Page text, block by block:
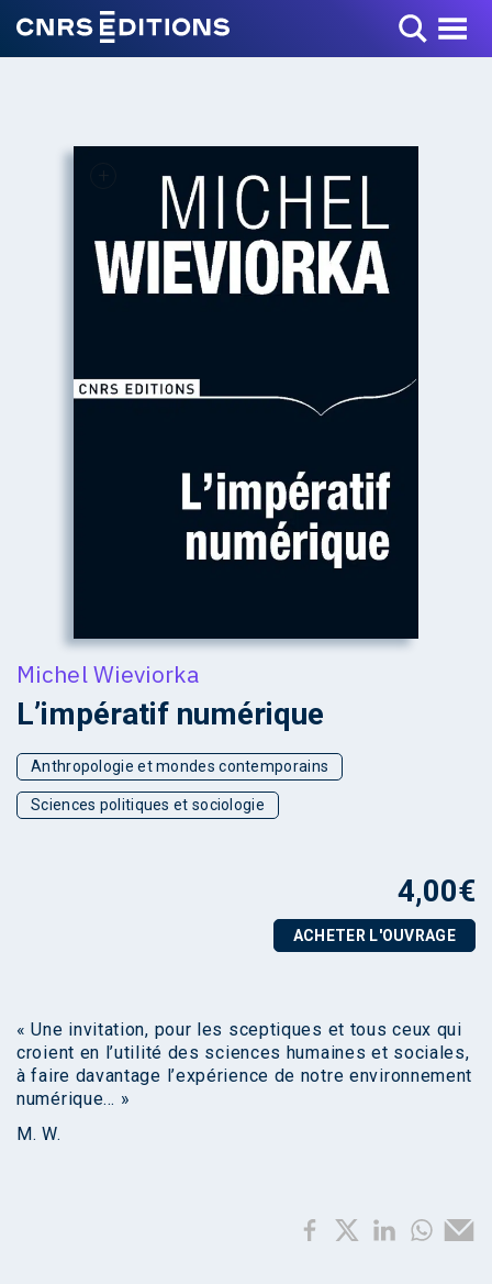
Toggle Menu
+
Michel Wieviorka
L’impératif numérique
Anthropologie et mondes contemporains
Sciences politiques et sociologie
4,00€
ACHETER L'OUVRAGE
« Une invitation, pour les sceptiques et tous ceux qui
croient en l’utilité des sciences humaines et sociales,
à faire davantage l’expérience de notre environnement
numérique… »
M. W.